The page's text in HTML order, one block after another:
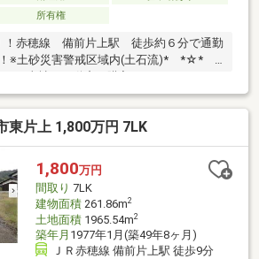
所有権
！赤穂線 備前片上駅 徒歩約６分で通勤
！※土砂災害警戒区域内(土石流)* *☆*
は不動産の購入からリノベーショ
ポートいたします。高い技術力とデザイ
ームを実現。中古物件をリノベ・リフォ
購入費用とリノベ工事費用を一緒にロー
。3Dモデリングでリフォームの完成予想
軽にご相談くださ
*☆* *☆*
東片上 1,800万円 7LK
1,800万円
間取り 7LK
建物面積261.86m2
土地面積1965.54m2
築年月 1977年1月(築49年8ヶ月)
ＪＲ赤穂線 備前片上駅 徒歩9分